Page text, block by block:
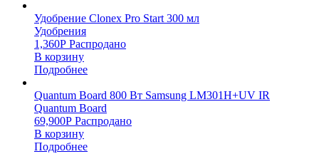
Удобрение Clonex Pro Start 300 мл
Удобрения
1,360Р Распродано
В корзину
Подробнее
Quantum Board 800 Вт Samsung LM301H+UV IR
Quantum Board
69,900Р Распродано
В корзину
Подробнее